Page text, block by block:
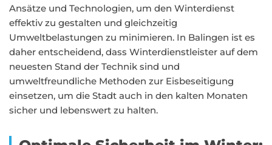
Ansätze und Technologien, um den Winterdienst
effektiv zu gestalten und gleichzeitig
Umweltbelastungen zu minimieren. In Balingen ist es
daher entscheidend, dass Winterdienstleister auf dem
neuesten Stand der Technik sind und
umweltfreundliche Methoden zur Eisbeseitigung
einsetzen, um die Stadt auch in den kalten Monaten
sicher und lebenswert zu halten.